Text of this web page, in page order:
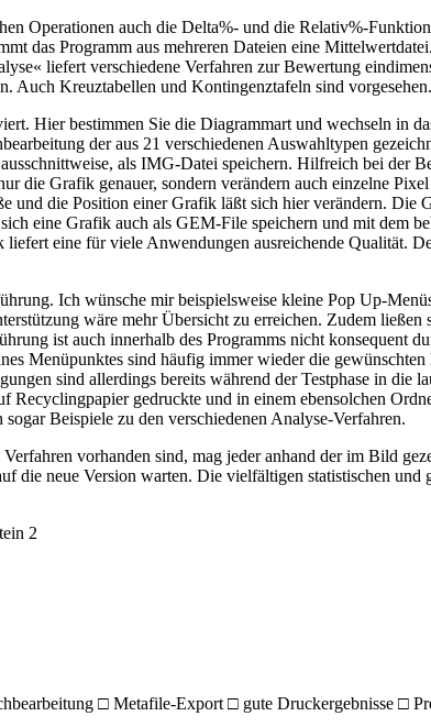
Operationen auch die Delta%- und die Relativ%-
das Programm aus mehreren Dateien eine
liefert verschiedene Verfahren zur Bewertung
Auch Kreuztabellen und Kontingenztafeln sind vorgesehen.
Hier bestimmen Sie die Diagrammart und wechseln in
der aus 21 verschiedenen Auswahltypen
als IMG-Datei speichern. Hilfreich bei der
die Grafik genauer, sondern verändern auch einzelne
die Position einer Grafik läßt sich hier verändern. Die
eine Grafik auch als GEM-File speichern und mit dem
eine für viele Anwendungen ausreichende Qualität.
Ich wünsche mir beispielsweise kleine Pop Up-
wäre mehr Übersicht zu erreichen. Zudem
ist auch innerhalb des Programms nicht konsequent
Menüpunktes sind häufig immer wieder die
sind allerdings bereits während der Testphase in
Recyclingpapier gedruckte und in einem ebensolchen
Beispiele zu den verschiedenen Analyse-Verfahren.
vorhanden sind, mag jeder anhand der im Bild
die neue Version warten. Die vielfältigen statistischen
2
□ Metafile-Export □ gute Druckergebnisse □